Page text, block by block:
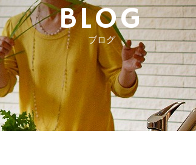
BLOG
ブログ